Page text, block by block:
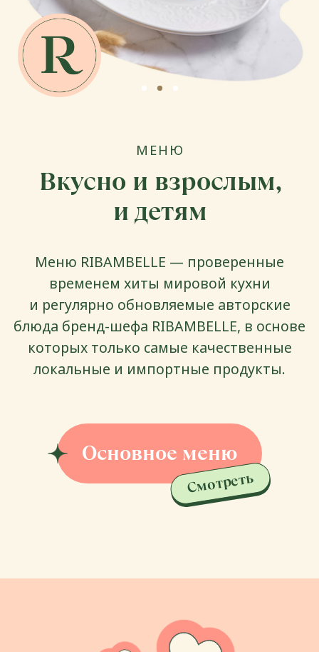
Будние дни - 150 000 сум безлимит
Выходные - 250 000 сум безлимит
Правила посещения
Кстати,
у нас совершенно безопасно,
ведь в городке на протяжении
всего дня с детьми работают